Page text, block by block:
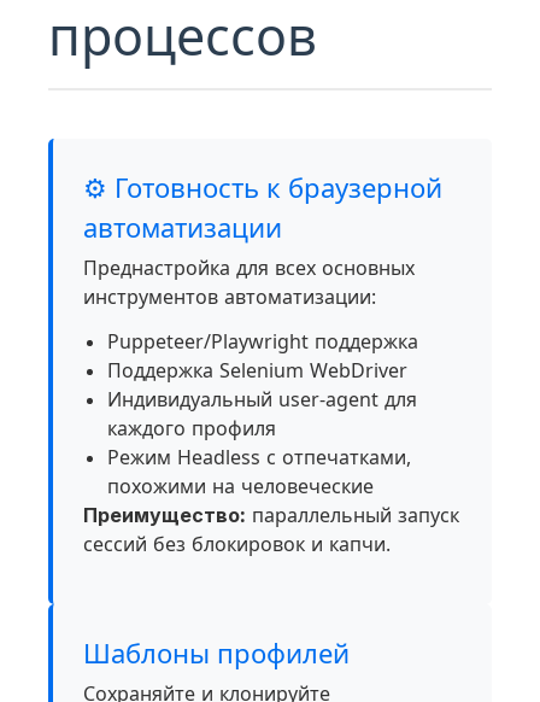
процессов
⚙️ Готовность к браузерной
автоматизации
Преднастройка для всех основных
инструментов автоматизации:
Puppeteer/Playwright поддержка
Поддержка Selenium WebDriver
Индивидуальный user-agent для
каждого профиля
Режим Headless с отпечатками,
похожими на человеческие
Преимущество: параллельный запуск
сессий без блокировок и капчи.
Шаблоны профилей
Сохраняйте и клонируйте